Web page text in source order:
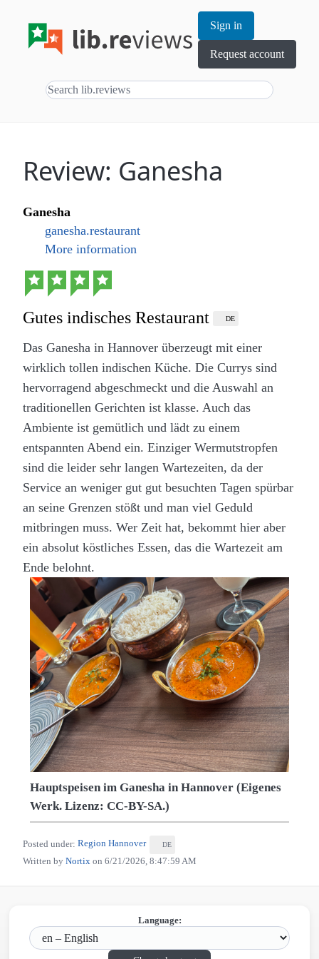
Sign in
Request account
Review: Ganesha
Ganesha
ganesha.restaurant
More information
Gutes indisches Restaurant DE
Das Ganesha in Hannover überzeugt mit einer
wirklich tollen indischen Küche. Die Currys sind
hervorragend abgeschmeckt und die Auswahl an
traditionellen Gerichten ist klasse. Auch das
Ambiente ist gemütlich und lädt zu einem
entspannten Abend ein. Einziger Wermutstropfen
sind die leider sehr langen Wartezeiten, da der
Service an weniger gut gut besuchten Tagen spürbar
an seine Grenzen stößt und man viel Geduld
mitbringen muss. Wer Zeit hat, bekommt hier aber
ein absolut köstliches Essen, das die Wartezeit am
Ende belohnt.
Hauptspeisen im Ganesha in Hannover (Eigenes
Werk. Lizenz: CC-BY-SA.)
Posted under: Region Hannover DE
Written by Nortix on 6/21/2026, 8:47:59 AM
Language: